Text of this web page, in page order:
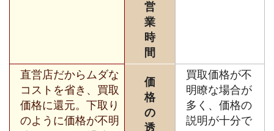
営
業
時
間
直営店だからムダな
コストを省き、買取
価格に還元。下取り
のように価格が不明
価
格
の
透
買取価格が不
明瞭な場合が
多く、価格の
説明が十分で